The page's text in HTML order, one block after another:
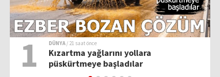
1 DÜNYA / 21 saat önce
Kızartma yağlarını yollara
püskürtmeye başladılar